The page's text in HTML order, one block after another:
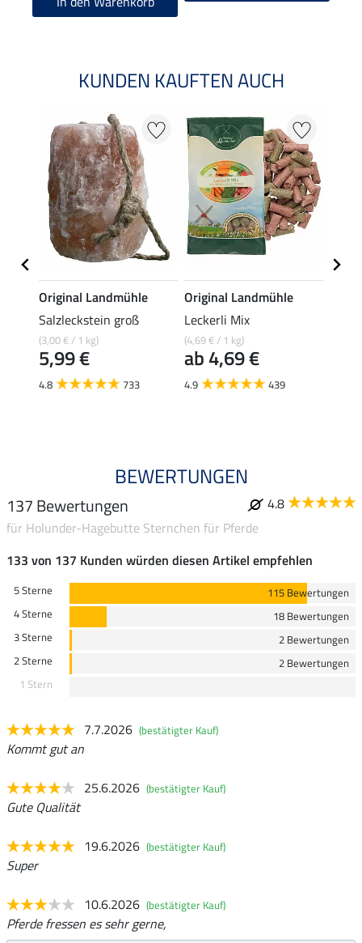
KUNDEN KAUFTEN AUCH
Original Landmühle
Salzleckstein groß
(3,00 € / 1 kg)
5,99 €
4.8 733
Original Landmühle
Leckerli Mix
(4,69 € / 1 kg)
ab 4,69 €
4.9 439
BEWERTUNGEN
137 Bewertungen
4.8
für Holunder-Hagebutte Sternchen für Pferde
133 von 137 Kunden würden diesen Artikel empfehlen
5 Sterne
115 Bewertungen
4 Sterne
18 Bewertungen
3 Sterne
2 Bewertungen
2 Sterne
2 Bewertungen
1 Stern
7.7.2026 (bestätigter Kauf)
Kommt gut an
25.6.2026 (bestätigter Kauf)
Gute Qualität
19.6.2026 (bestätigter Kauf)
Super
10.6.2026 (bestätigter Kauf)
Pferde fressen es sehr gerne,